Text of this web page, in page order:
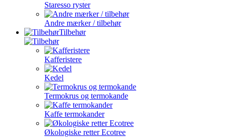
Staresso ryster
Andre mærker / tilbehør
Tilbehør
Kafferistere
Kedel
Termokrus og termokande
Kaffe termokander
Økologiske retter Ecotree